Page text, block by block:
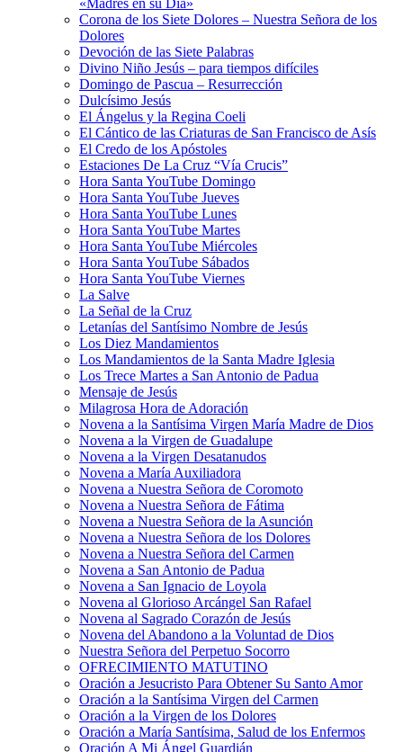
Corona de los Siete Dolores – Nuestra Señora de los
Dolores
Devoción de las Siete Palabras
Divino Niño Jesús – para tiempos difíciles
Domingo de Pascua – Resurrección
Dulcísimo Jesús
El Ángelus y la Regina Coeli
El Cántico de las Criaturas de San Francisco de Asís
El Credo de los Apóstoles
Estaciones De La Cruz “Vía Crucis”
Hora Santa YouTube Domingo
Hora Santa YouTube Jueves
Hora Santa YouTube Lunes
Hora Santa YouTube Martes
Hora Santa YouTube Miércoles
Hora Santa YouTube Sábados
Hora Santa YouTube Viernes
La Salve
La Señal de la Cruz
Letanías del Santísimo Nombre de Jesús
Los Diez Mandamientos
Los Mandamientos de la Santa Madre Iglesia
Los Trece Martes a San Antonio de Padua
Mensaje de Jesús
Milagrosa Hora de Adoración
Novena a la Santísima Virgen María Madre de Dios
Novena a la Virgen de Guadalupe
Novena a la Virgen Desatanudos
Novena a María Auxiliadora
Novena a Nuestra Señora de Coromoto
Novena a Nuestra Señora de Fátima
Novena a Nuestra Señora de la Asunción
Novena a Nuestra Señora de los Dolores
Novena a Nuestra Señora del Carmen
Novena a San Antonio de Padua
Novena a San Ignacio de Loyola
Novena al Glorioso Arcángel San Rafael
Novena al Sagrado Corazón de Jesús
Novena del Abandono a la Voluntad de Dios
Nuestra Señora del Perpetuo Socorro
OFRECIMIENTO MATUTINO
Oración a Jesucristo Para Obtener Su Santo Amor
Oración a la Santísima Virgen del Carmen
Oración a la Virgen de los Dolores
Oración a María Santísima, Salud de los Enfermos
Oración A Mi Ángel Guardián